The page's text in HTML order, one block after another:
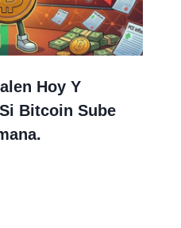
Hoy Y
Bitcoin Sube